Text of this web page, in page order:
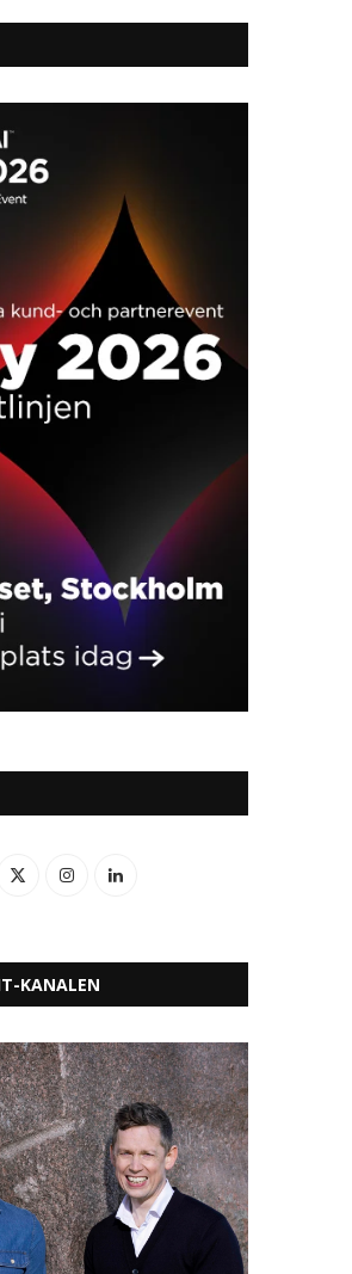
avtrycket
Mistra utser
miljöforskningsledare
ansökningar har
2025-06-18
KANALEN